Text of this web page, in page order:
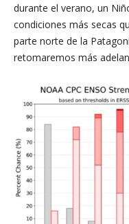
durante el verano, un
condiciones más secas
parte norte de la
retomaremos más